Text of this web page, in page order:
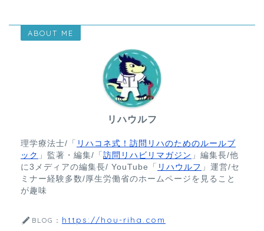
ABOUT ME
リハウルフ
理学療法士/「 リハコネ式！訪問リハのためのルールブ
ック 」監著・編集/「 訪問リハビリマガジン 」編集長/他
に3メディアの編集長/ YouTube「 リハウルフ 」運営/セ
ミナー経験多数/厚生労働省のホームページを見ること
が趣味
BLOG： https://hou-riha.com